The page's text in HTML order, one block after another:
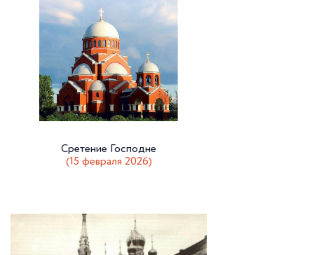
Сретение Господне
(15 февраля 2026)